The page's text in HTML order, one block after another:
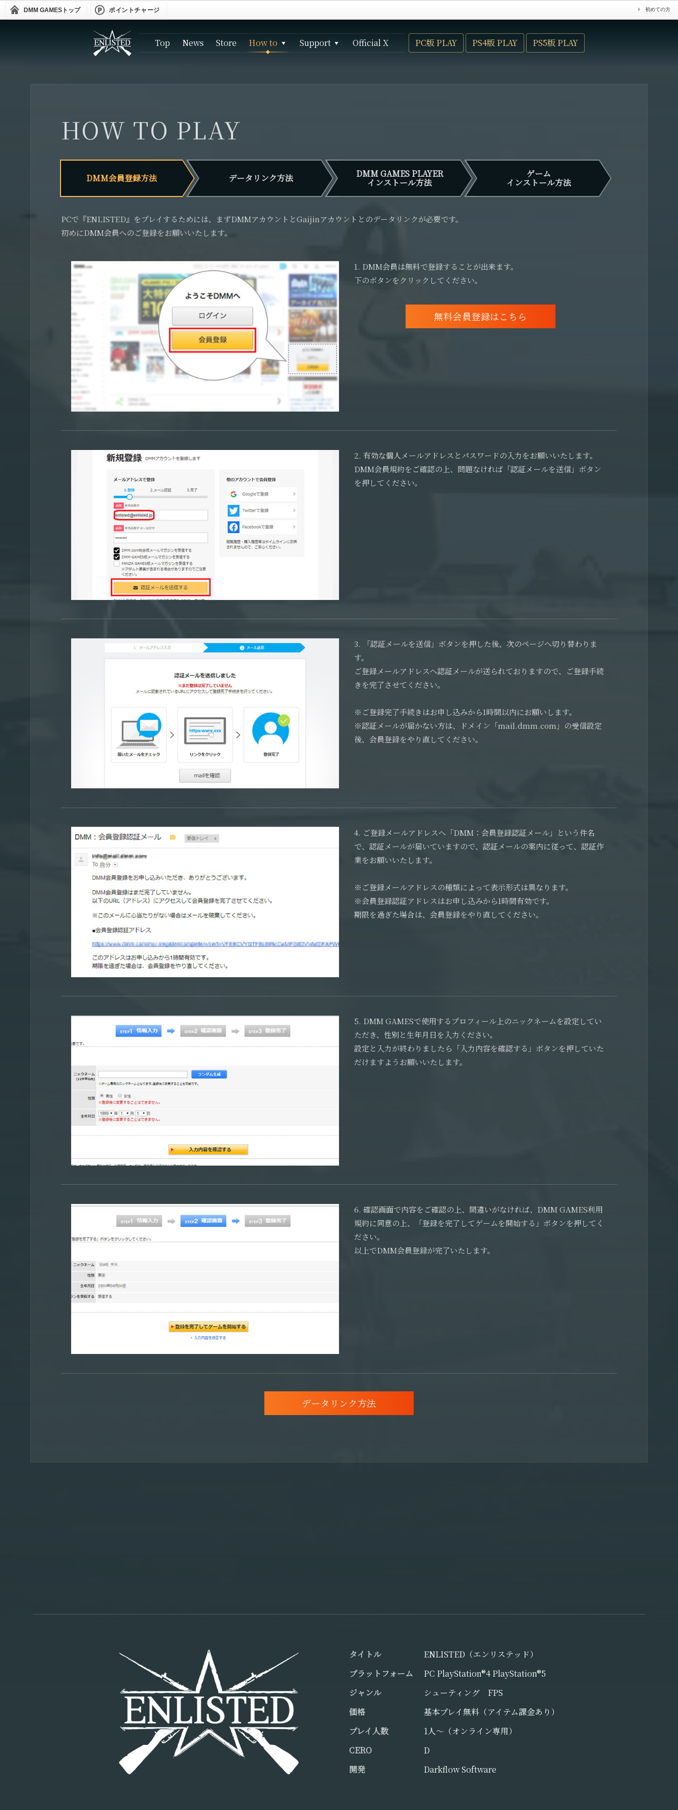
DMM GAMES トップ ポイントチャージ 初めての方
Top News Store How to Support Official X PC版 PLAY PS4版 PLAY PS5版 PLAY
HOW TO PLAY
DMM会員登録方法 データリンク方法 DMM GAMES PLAYER
インストール方法
ゲーム
インストール方法
PCで『ENLISTED』をプレイするためには、まずDMMアカウントとGaijinアカウントとのデータリンクが必要です。
初めにDMM会員へのご登録をお願いいたします。
1. DMM会員は無料で登録することが出来ます。
下のボタンをクリックしてください。
無料会員登録はこちら
2. 有効な個人メールアドレスとパスワードの入力をお願いいたします。
DMM会員規約をご確認の上、問題なければ「認証メールを送信」ボタン
を押してください。
3. 「認証メールを送信」ボタンを押した後、次のページへ切り替わりま
す。
ご登録メールアドレスへ認証メールが送られておりますので、ご登録手続
きを完了させてください。
※ご登録完了手続きはお申し込みから1時間以内にお願いします。
※認証メールが届かない方は、ドメイン「mail.dmm.com」の受信設定
後、会員登録をやり直してください。
4. ご登録メールアドレスへ「DMM：会員登録認証メール」という件名
で、認証メールが届いていますので、認証メールの案内に従って、認証作
業をお願いいたします。
※ご登録メールアドレスの種類によって表示形式は異なります。
※会員登録認証アドレスはお申し込みから1時間有効です。
期限を過ぎた場合は、会員登録をやり直してください。
5. DMM GAMESで使用するプロフィール上のニックネームを設定してい
ただき、性別と生年月日を入力ください。
設定と入力が終わりましたら「入力内容を確認する」ボタンを押していた
だけますようお願いいたします。
6. 確認画面で内容をご確認の上、間違いがなければ、DMM GAMES利用
規約に同意の上、「登録を完了してゲームを開始する」ボタンを押してく
ださい。
以上でDMM会員登録が完了いたします。
データリンク方法
タイトル
ENLISTED（エンリステッド）
プラットフォーム
PC PlayStation®4 PlayStation®5
ジャンル
シューティング FPS
価格
基本プレイ無料（アイテム課金あり）
プレイ人数
1人～（オンライン専用）
CERO
D
開発
Darkflow Software